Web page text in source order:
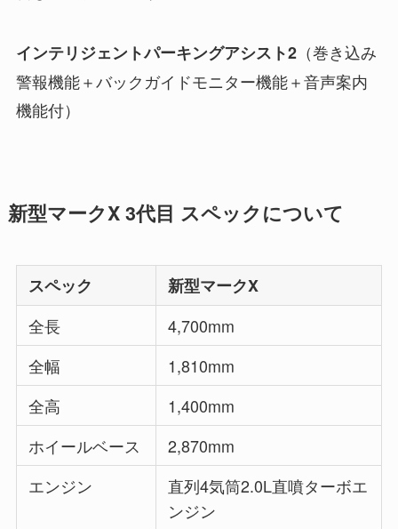
インテリジェントパーキングアシスト2（巻き込み
警報機能＋バックガイドモニター機能＋音声案内
機能付）
新型マークX 3代目 スペックについて
スペック
新型マークX
全長
4,700mm
全幅
1,810mm
全高
1,400mm
ホイールベース
2,870mm
エンジン
直列4気筒2.0L直噴ターボエ
ンジン